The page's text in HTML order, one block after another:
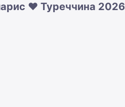
❤️ Туреччина 2026